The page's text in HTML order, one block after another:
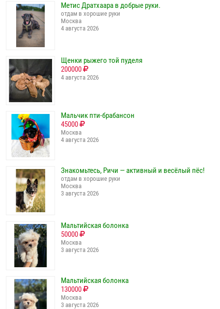
Метис Дратхаара в добрые руки.
отдам в хорошие руки
Москва
4 августа 2026
Щенки рыжего той пуделя
200000
4 августа 2026
Мальчик пти-брабансон
45000
Москва
4 августа 2026
Знакомьтесь, Ричи — активный и весёлый пёс!
отдам в хорошие руки
Москва
3 августа 2026
Мальтийская болонка
50000
Москва
3 августа 2026
Мальтийская болонка
130000
Москва
3 августа 2026